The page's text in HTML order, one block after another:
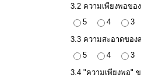
3.2 ความเพียงพอข
5
4 3
3.3 ความสะอาดของ
5
4 3
3.4 "ความเพียงพอ"